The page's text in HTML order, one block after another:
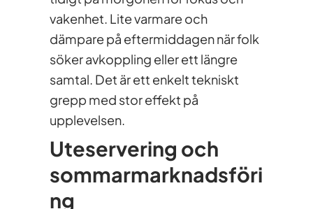
vakenhet. Lite varmare och
dämpare på eftermiddagen när folk
söker avkoppling eller ett längre
samtal. Det är ett enkelt tekniskt
grepp med stor effekt på
upplevelsen.
Uteservering och
sommarmarknadsföri
ng